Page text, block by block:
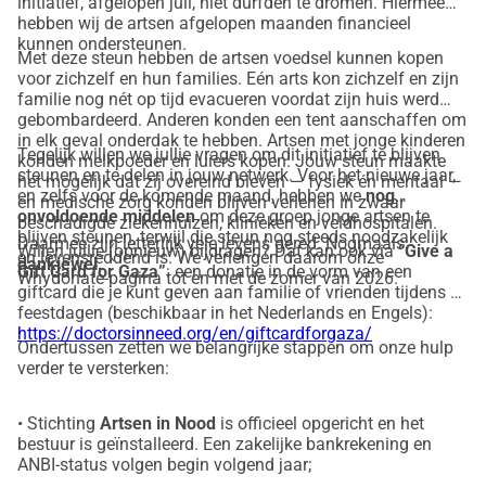
hebben wij de artsen afgelopen maanden financieel
kunnen ondersteunen.
Met deze steun hebben de artsen voedsel kunnen kopen
voor zichzelf en hun families. Eén arts kon zichzelf en zijn
familie nog nét op tijd evacueren voordat zijn huis werd
gebombardeerd. Anderen konden een tent aanschaffen om
in elk geval onderdak te hebben. Artsen met jonge kinderen
konden melkpoeder en luiers kopen. Jouw steun maakte
het mogelijk dat zij overeind bleven — fysiek én mentaal —
en medische zorg konden blijven verlenen in zwaar
beschadigde ziekenhuizen, klinieken en veldhospitalen.
Daarmee zijn letterlijk vele levens gered. Nogmaals:
dankjewel.
Tegelijk willen we jullie vragen om dit initiatief te blijven
steunen en te delen in jouw netwerk. Voor het nieuwe jaar,
en zelfs voor de komende maand, hebben wenog
onvoldoende middelenom deze groep jonge artsen te
blijven steunen, terwijl die steun nog steeds noodzakelijk
en levensreddend is. We verlengen daarom onze
Whydonate-pagina tot en met de zomer van 2026.
Willen jullie (opnieuw) bijdragen? Dat kan ook via“Give a
Gift Card for Gaza”: een donatie in de vorm van een
giftcard die je kunt geven aan familie of vrienden tijdens de
feestdagen (beschikbaar in het Nederlands en Engels):
https://doctorsinneed.org/en/giftcardforgaza/
Ondertussen zetten we belangrijke stappen om onze hulp
verder te versterken:
• Stichting Artsen in Nood is officieel opgericht en het
bestuur is geïnstalleerd. Een zakelijke bankrekening en
ANBI-status volgen begin volgend jaar;